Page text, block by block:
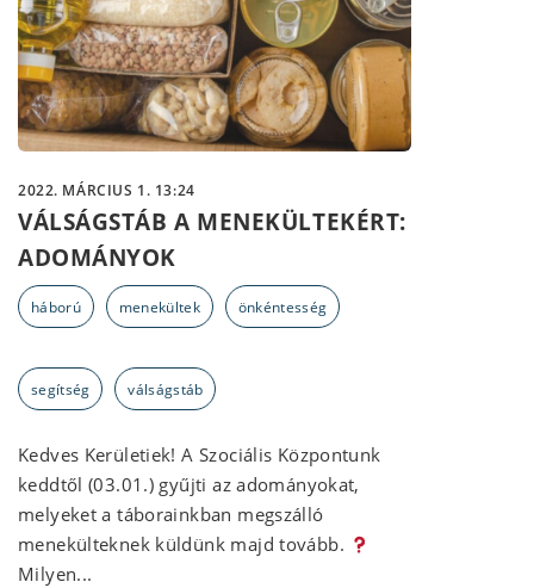
2022. MÁRCIUS 1. 13:24
VÁLSÁGSTÁB A MENEKÜLTEKÉRT:
ADOMÁNYOK
háború menekültek önkéntesség
segítség válságstáb
Kedves Kerületiek! A Szociális Központunk
keddtől (03.01.) gyűjti az adományokat,
melyeket a táborainkban megszálló
menekülteknek küldünk majd tovább.
Milyen...